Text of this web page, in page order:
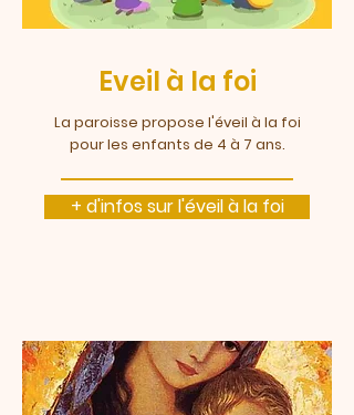
Eveil à la foi
La paroisse propose l'éveil à la foi
pour les enfants de 4 à 7 ans.
+ d'infos sur l'éveil à la foi